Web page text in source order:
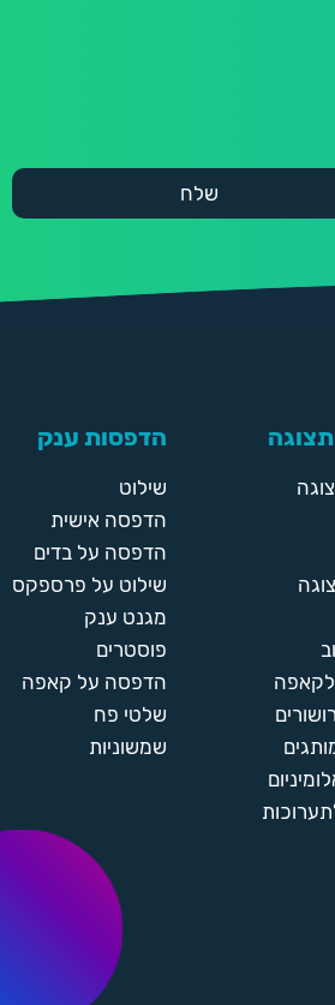
הדפסות ענק
שילוט
הדפסה אישית
הדפסה על בדים
שילוט על פרספקס
מגנט ענק
פוסטרים
הדפסה על קאפה
שלטי פח
שמשוניות